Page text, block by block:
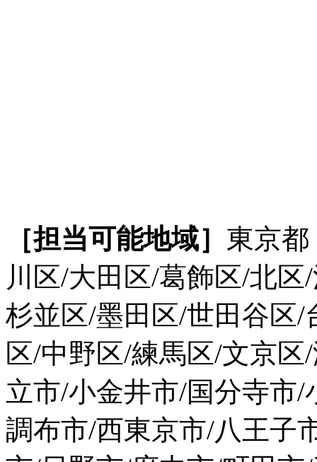
［担当可能地域］ 東京
川区/大田区/葛飾区/北
杉並区/墨田区/世田谷区
区/中野区/練馬区/文京
立市/小金井市/国分寺市
調布市/西東京市/八王子